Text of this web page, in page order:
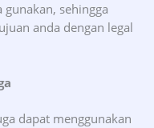
sehingga
anda dengan legal
dapat menggunakan